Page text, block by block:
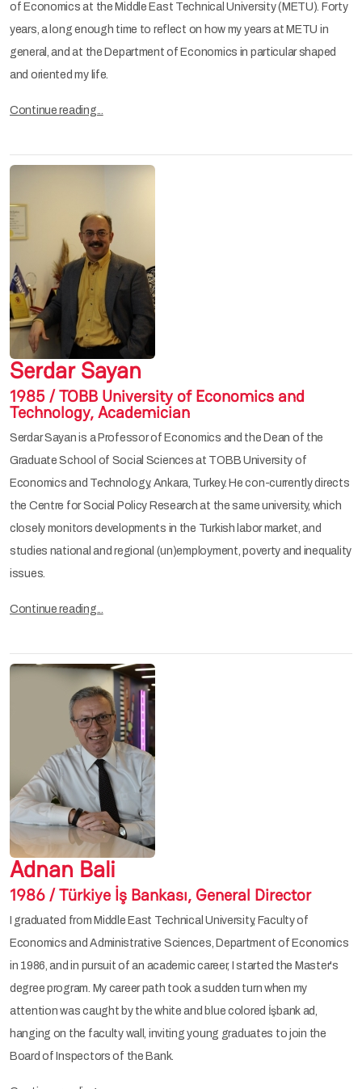
of Economics at the Middle East Technical University (METU). Forty
years, a long enough time to reflect on how my years at METU in
general, and at the Department of Economics in particular shaped
and oriented my life.
Continue reading...
Serdar Sayan
1985 / TOBB University of Economics and
Technology, Academician
Serdar Sayan is a Professor of Economics and the Dean of the
Graduate School of Social Sciences at TOBB University of
Economics and Technology, Ankara, Turkey. He con-currently directs
the Centre for Social Policy Research at the same university, which
closely monitors developments in the Turkish labor market, and
studies national and regional (un)employment, poverty and inequality
issues.
Continue reading...
Adnan Bali
1986 / Türkiye İş Bankası, General Director
I graduated from Middle East Technical University, Faculty of
Economics and Administrative Sciences, Department of Economics
in 1986, and in pursuit of an academic career, I started the Master's
degree program. My career path took a sudden turn when my
attention was caught by the white and blue colored İşbank ad,
hanging on the faculty wall, inviting young graduates to join the
Board of Inspectors of the Bank.